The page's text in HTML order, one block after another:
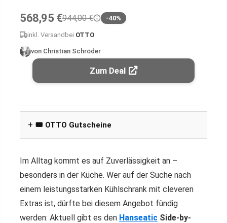
568,95 €944,00 € -40%
inkl. Versand bei OTTO
von Christian Schröder
Zum Deal
🎟️ OTTO Gutscheine
Im Alltag kommt es auf Zuverlässigkeit an –
besonders in der Küche. Wer auf der Suche nach
einem leistungsstarken Kühlschrank mit cleveren
Extras ist, dürfte bei diesem Angebot fündig
werden: Aktuell gibt es den Hanseatic Side-by-